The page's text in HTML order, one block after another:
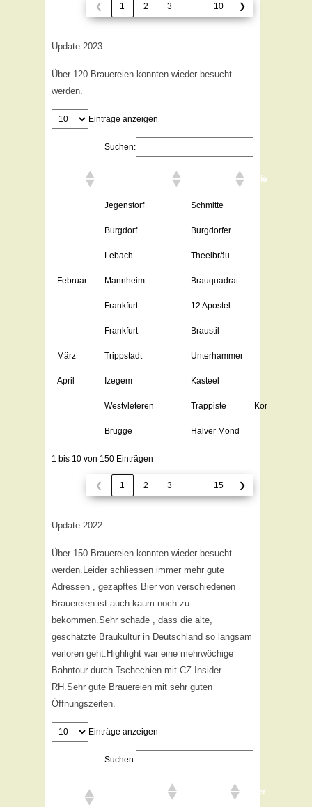
❮ 1 2 3 … 10 ❯
Update 2023 :
Über 120 Brauereien konnten wieder besucht
werden.
Einträge anzeigen
Suchen:
Bierfestivals
Jegenstorf Schmitte
Burgdorf Burgdorfer
Lebach Theelbräu
Februar Mannheim Brauquadrat
Frankfurt 12 Apostel
Frankfurt Braustil
März Trippstadt Unterhammer
April Izegem Kasteel
Westvleteren Trappiste Kortrijk
Brugge Halver Mond
1 bis 10 von 150 Einträgen
❮ 1 2 3 … 15 ❯
Update 2022 :
Über 150 Brauereien konnten wieder besucht
werden.Leider schliessen immer mehr gute
Adressen , gezapftes Bier von verschiedenen
Brauereien ist auch kaum noch zu
bekommen.Sehr schade , dass die alte,
geschätzte Braukultur in Deutschland so langsam
verloren geht.Highlight war eine mehrwöchige
Bahntour durch Tschechien mit CZ Insider
RH.Sehr gute Brauereien mit sehr guten
Öffnungszeiten.
Einträge anzeigen
Suchen:
Bierfestival